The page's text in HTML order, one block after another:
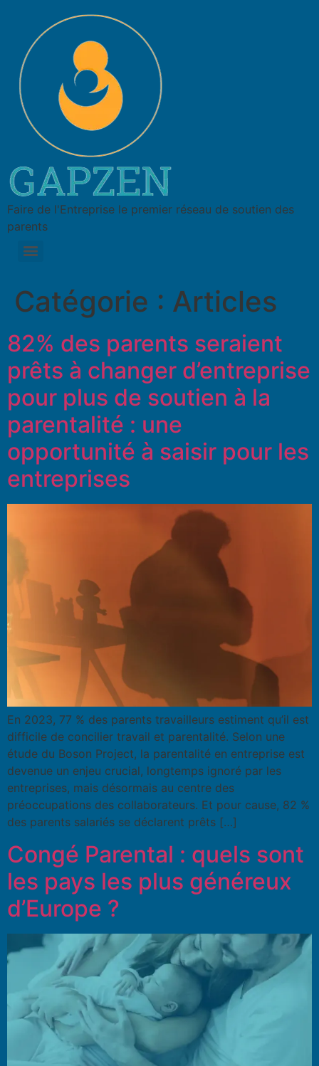
Faire de l'Entreprise le premier réseau de soutien des
parents
Catégorie : Articles
82% des parents seraient
prêts à changer d’entreprise
pour plus de soutien à la
parentalité : une
opportunité à saisir pour les
entreprises
En 2023, 77 % des parents travailleurs estiment qu’il est
difficile de concilier travail et parentalité. Selon une
étude du Boson Project, la parentalité en entreprise est
devenue un enjeu crucial, longtemps ignoré par les
entreprises, mais désormais au centre des
préoccupations des collaborateurs. Et pour cause, 82 %
des parents salariés se déclarent prêts […]
Congé Parental : quels sont
les pays les plus généreux
d’Europe ?